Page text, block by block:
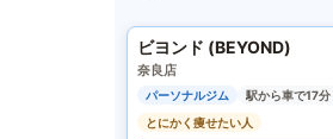
ビヨンド (BEYOND)
奈良店
パーソナルジム
駅から車で17分
とにかく痩せたい人